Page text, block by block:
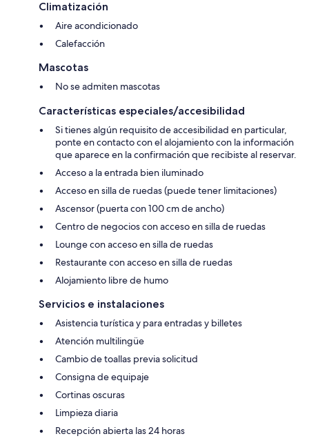
Climatización
Aire acondicionado
Calefacción
Mascotas
No se admiten mascotas
Características especiales/accesibilidad
Si tienes algún requisito de accesibilidad en particular,
ponte en contacto con el alojamiento con la información
que aparece en la confirmación que recibiste al reservar.
Acceso a la entrada bien iluminado
Acceso en silla de ruedas (puede tener limitaciones)
Ascensor (puerta con 100 cm de ancho)
Centro de negocios con acceso en silla de ruedas
Lounge con acceso en silla de ruedas
Restaurante con acceso en silla de ruedas
Alojamiento libre de humo
Servicios e instalaciones
Asistencia turística y para entradas y billetes
Atención multilingüe
Cambio de toallas previa solicitud
Consigna de equipaje
Cortinas oscuras
Limpieza diaria
Recepción abierta las 24 horas